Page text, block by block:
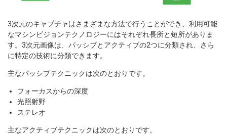
3次元のキャプチャはさまざまな方法で行うことができ、利用可能
なマシンビジョンテクノロジーにはそれぞれ長所と短所がありま
す。3次元画像は、パッシブとアクティブの2つに分類され、さら
に特定の技術に分類できます。
主なパッシブテクニックは次のとおりです。
フォーカスからの深度
光照射野
ステレオ
主なアクティブテクニックは次のとおりです。